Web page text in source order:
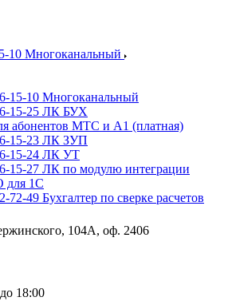
10 Многоканальный
15-10 Многоканальный
15-25 ЛК БУХ
абонентов МТС и А1 (платная)
15-23 ЛК ЗУП
15-24 ЛК УТ
15-27 ЛК по модулю интеграции
1С
72-49 Бухгалтер по сверке расчетов
104А, оф. 2406
18:00